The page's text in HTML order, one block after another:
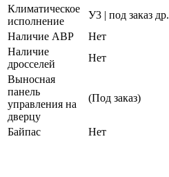
Климатическое
исполнение
У3 | под заказ др.
Наличие АВР
Нет
Наличие
дросселей
Нет
Выносная
панель
управления на
дверцу
(Под заказ)
Байпас Нет